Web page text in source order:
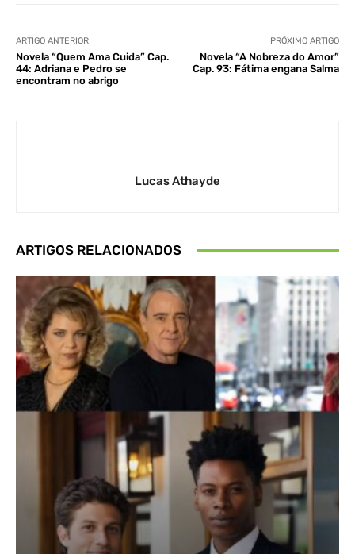
ARTIGO ANTERIOR
Novela “Quem Ama Cuida” Cap.
44: Adriana e Pedro se
encontram no abrigo
PRÓXIMO ARTIGO
Novela “A Nobreza do Amor”
Cap. 93: Fátima engana Salma
Lucas Athayde
ARTIGOS RELACIONADOS